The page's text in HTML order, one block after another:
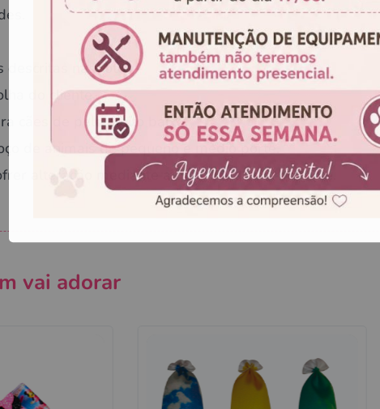
descritas nas fotos.
do cliente.
cães de pelo muito baixo.
de animais de pequeno e médio porte.
alteração mediante a quantidade em estoque.
vai adorar